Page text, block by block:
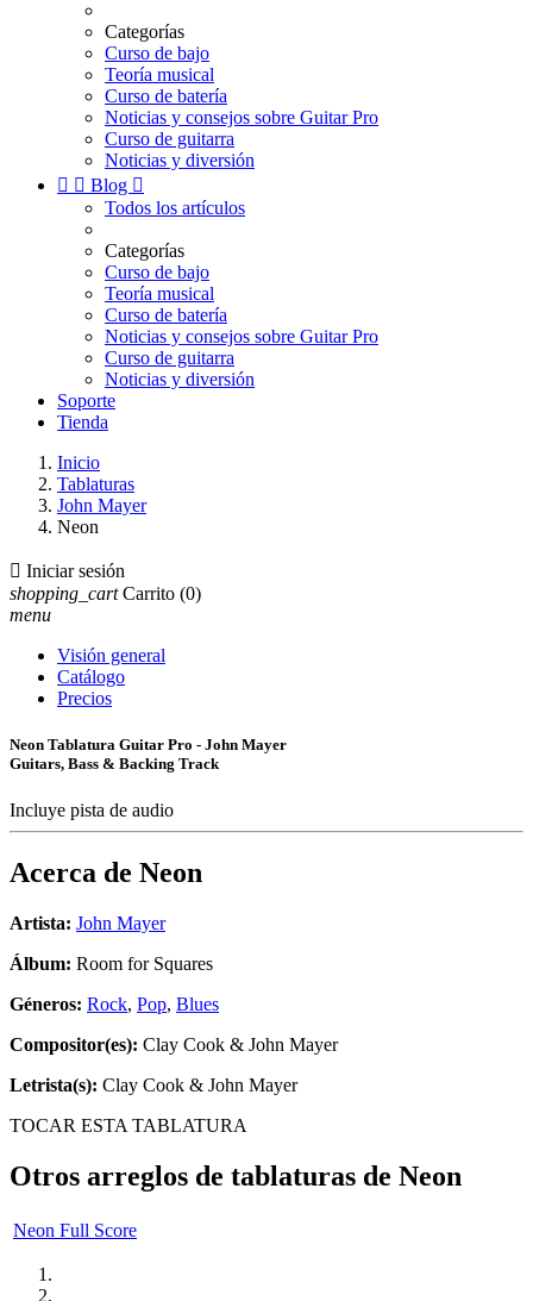
Categorías
Curso de bajo
Teoría musical
Curso de batería
Noticias y consejos sobre Guitar Pro
Curso de guitarra
Noticias y diversión
  Blog 
Todos los artículos
Categorías
Curso de bajo
Teoría musical
Curso de batería
Noticias y consejos sobre Guitar Pro
Curso de guitarra
Noticias y diversión
Soporte
Tienda
Inicio
Tablaturas
John Mayer
Neon
 Iniciar sesión
shopping_cart Carrito (0)
menu
Visión general
Catálogo
Precios
Neon Tablatura Guitar Pro - John Mayer
Guitars, Bass & Backing Track
Incluye pista de audio
Acerca de Neon
Artista: John Mayer
Álbum: Room for Squares
Géneros: Rock, Pop, Blues
Compositor(es): Clay Cook & John Mayer
Letrista(s): Clay Cook & John Mayer
TOCAR ESTA TABLATURA
Otros arreglos de tablaturas de Neon
Neon Full Score